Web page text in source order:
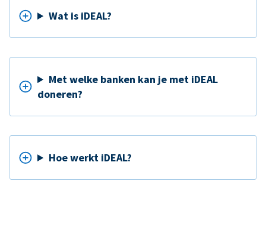
Wat is iDEAL?
Met welke banken kan je met iDEAL
doneren?
Hoe werkt iDEAL?